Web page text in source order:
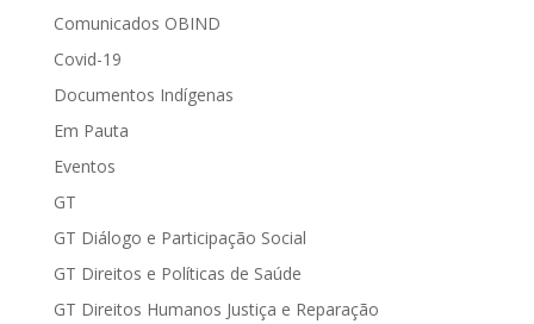
Comunicados OBIND
Covid-19
Documentos Indígenas
Em Pauta
Eventos
GT
GT Diálogo e Participação Social
GT Direitos e Políticas de Saúde
GT Direitos Humanos Justiça e Reparação